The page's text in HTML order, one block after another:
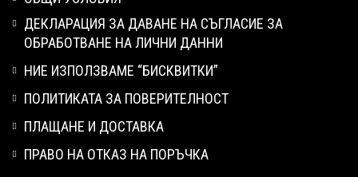
ДЕКЛАРАЦИЯ ЗА ДАВАНЕ НА СЪГЛАСИЕ ЗА
ОБРАБОТВАНЕ НА ЛИЧНИ ДАННИ
НИЕ ИЗПОЛЗВАМЕ “БИСКВИТКИ”
ПОЛИТИКАТА ЗА ПОВЕРИТЕЛНОСТ
ПЛАЩАНЕ И ДОСТАВКА
ПРАВО НА ОТКАЗ НА ПОРЪЧКА